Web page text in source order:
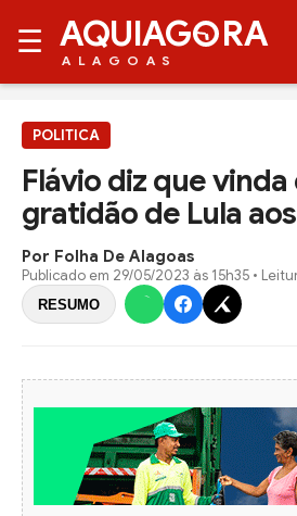
☰ AQUIAG RA
ALAGOAS
POLITICA
Flávio diz que
gratidão de Lula
Por Folha De Alagoas
Publicado em 29/05/2023 às 15h35 •
RESUMO